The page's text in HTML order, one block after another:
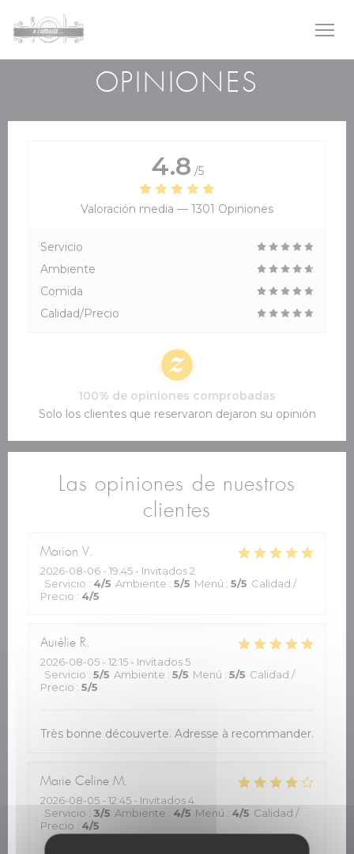
OPINIONES
Las opiniones de nuestros
clientes
Marion V
2026-08-06 - 19:45 - Invitados 2
Servicio : 4/5 Ambiente : 5/5 Menú : 5/5 Calidad /
Precio : 4/5
Aurélie R
2026-08-05 - 12:15 - Invitados 5
Servicio : 5/5 Ambiente : 5/5 Menú : 5/5 Calidad /
Precio : 5/5
Très bonne découverte. Adresse à recommander.
Marie Celine M
2026-08-05 - 12:45 - Invitados 4
Servicio : 3/5 Ambiente : 4/5 Menú : 4/5 Calidad /
Precio : 4/5
4.8 /5
Valoración media — 1301 Opiniones
Servicio
Ambiente
Comida
Calidad/Precio
100% de opiniones comprobadas
Solo los clientes que reservaron dejaron su opinión